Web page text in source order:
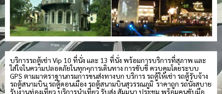
บริการรถตู้เช่า Vip 10 ที่นั่ง และ 13 ที่นั่ง พร้อมการบริการที่สุภาพ และ
ใส่ใจในความปลอดภัยในทุกๆการเดินทาง การขับขี่ ควบคุมโดยระบบ
GPS ตามมาตราฐานกรมการขนส่งทางบก บริการ รถตู้ให้เช่า รถตู้รับจ้าง
รถตู้สนามบิน รถตู้ดอนเมือง รถตู้สนามบินสุวรรณภูมิ ราคาถูก รถนั่งสบาย
รับงานท่องเที่ยว บริการนำเที่ยว รับส่ง สัมมนา ประชุม พร้อมคนขับมือ